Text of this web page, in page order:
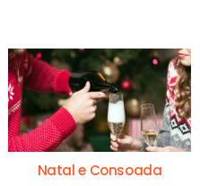
Natal e Consoada